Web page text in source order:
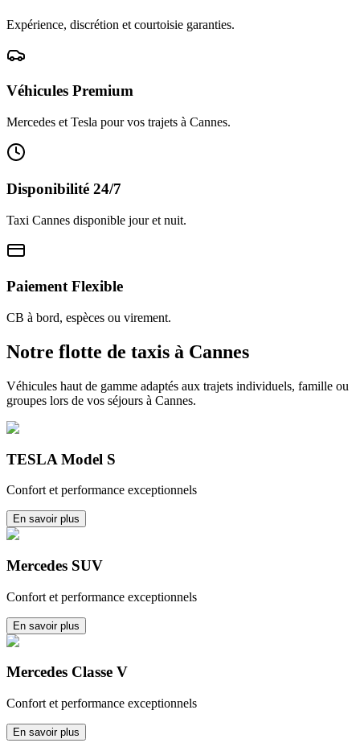
Expérience, discrétion et courtoisie garanties.
Véhicules Premium
Mercedes et Tesla pour vos trajets à Cannes.
Disponibilité 24/7
Taxi Cannes disponible jour et nuit.
Paiement Flexible
CB à bord, espèces ou virement.
Notre flotte de taxis à Cannes
Véhicules haut de gamme adaptés aux trajets individuels, famille ou
groupes lors de vos séjours à Cannes.
TESLA Model S
Confort et performance exceptionnels
En savoir plus
Mercedes SUV
Confort et performance exceptionnels
En savoir plus
Mercedes Classe V
Confort et performance exceptionnels
En savoir plus